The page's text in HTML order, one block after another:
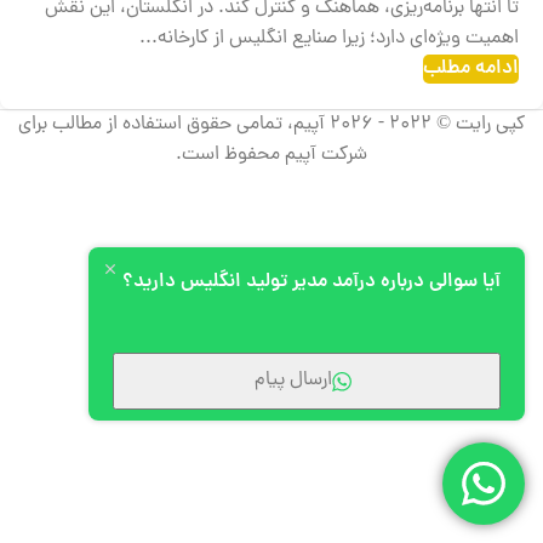
تا انتها برنامه‌ریزی، هماهنگ و کنترل کند. در انگلستان، این نقش
اهمیت ویژه‌ای دارد؛ زیرا صنایع انگلیس از کارخانه...
ادامه مطلب
کپی رایت © 2022 - 2026 آپیم، تمامی حقوق استفاده از مطالب برای
شرکت آپیم محفوظ است.
آیا سوالی درباره درآمد مدیر تولید انگلیس دارید؟
ارسال پیام